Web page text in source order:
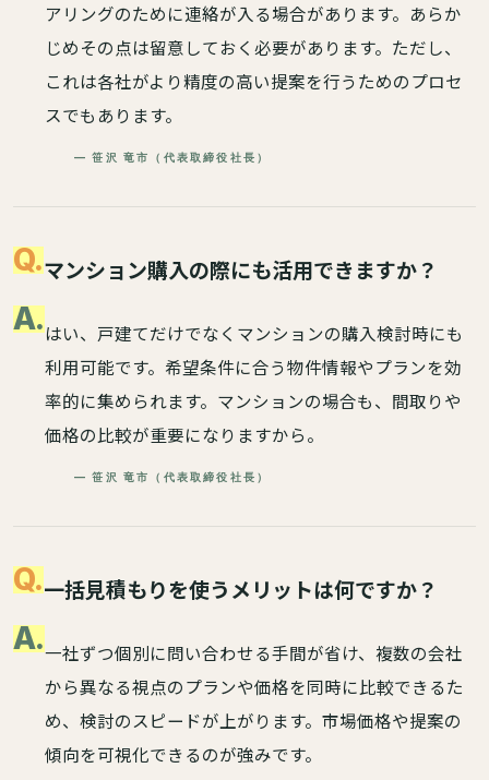
アリングのために連絡が入る場合があります。あらか
じめその点は留意しておく必要があります。ただし、
これは各社がより精度の高い提案を行うためのプロセ
スでもあります。
— 笹沢 竜市（代表取締役社長）
Q.マンション購入の際にも活用できますか？
A.はい、戸建てだけでなくマンションの購入検討時にも
利用可能です。希望条件に合う物件情報やプランを効
率的に集められます。マンションの場合も、間取りや
価格の比較が重要になりますから。
— 笹沢 竜市（代表取締役社長）
Q.一括見積もりを使うメリットは何ですか？
A.一社ずつ個別に問い合わせる手間が省け、複数の会社
から異なる視点のプランや価格を同時に比較できるた
め、検討のスピードが上がります。市場価格や提案の
傾向を可視化できるのが強みです。